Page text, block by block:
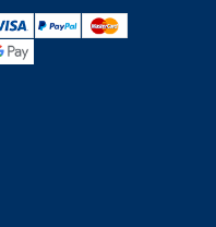
VISA PayPal